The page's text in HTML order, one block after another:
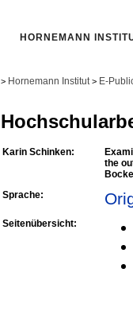
HORNEMANN
> Hornemann Institut > E-
Karin Schinken:
the
Sprache:
Seitenübersicht: